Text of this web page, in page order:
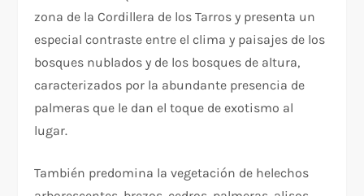
zona de la Cordillera de los Tarros y presenta un
especial contraste entre el clima y paisajes de los
bosques nublados y de los bosques de altura,
caracterizados por la abundante presencia de
palmeras que le dan el toque de exotismo al
lugar.
También predomina la vegetación de helechos